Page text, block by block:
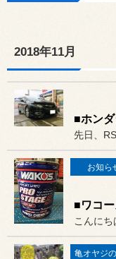
2018年11月
お知ら
■ワコ
亀オヤジ